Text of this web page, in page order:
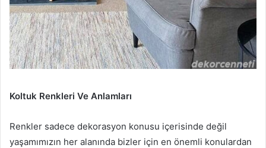
Koltuk Renkleri Ve Anlamları
Renkler sadece dekorasyon konusu içerisinde değil
yaşamımızın her alanında bizler için en önemli konulardan